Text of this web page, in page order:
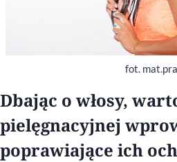
fot.
Dbając o włosy,
pielęgnacyjnej
poprawiające ich